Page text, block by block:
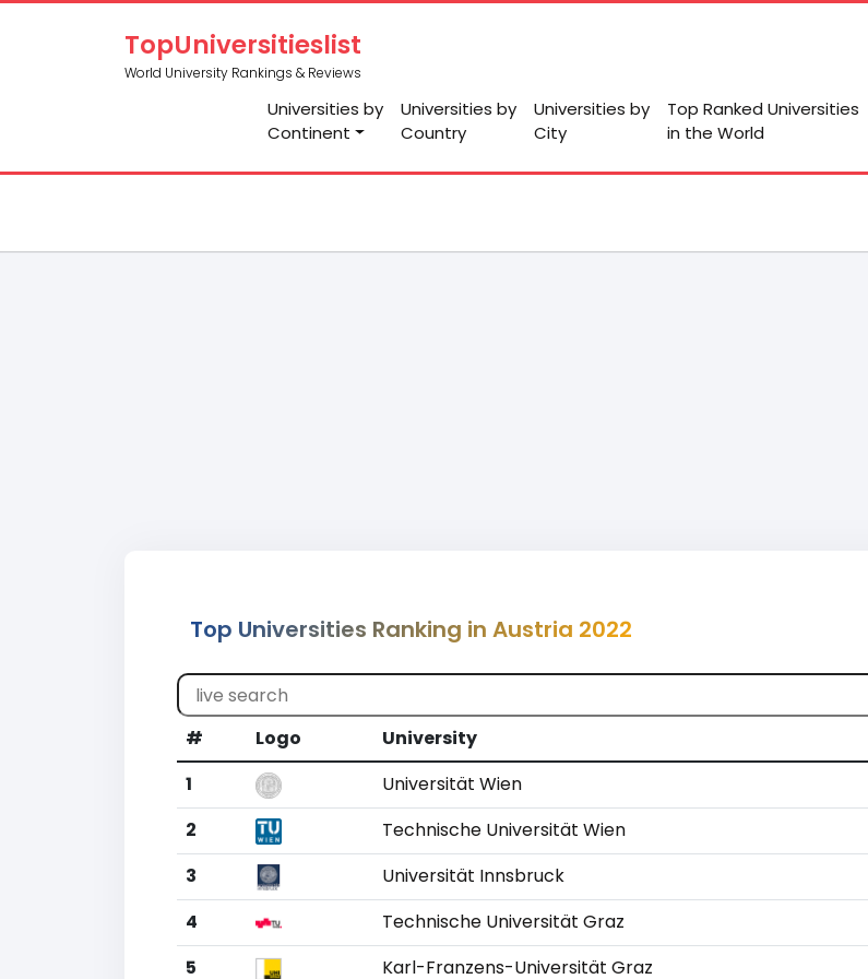
TopUniversitieslist
World University Rankings & Reviews
Universities by
Continent
Universities by
Country
Universities by
City
Top Ranked Universities
in the World
Top Universities Ranking in Austria 2022
# Logo University
1
Universität Wien
2
Technische Universität Wien
3
Universität Innsbruck
4
Technische Universität Graz
5
Karl-Franzens-Universität Graz